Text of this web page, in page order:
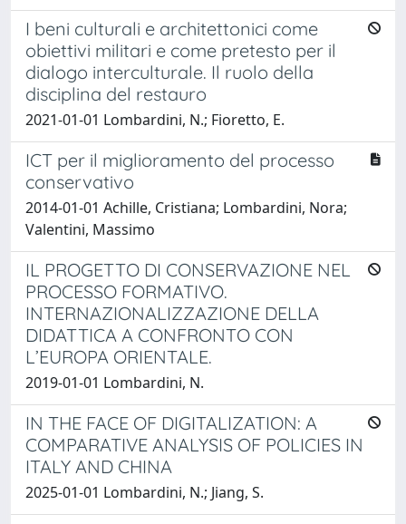
I beni culturali e architettonici come
obiettivi militari e come pretesto per il
dialogo interculturale. Il ruolo della
disciplina del restauro
2021-01-01 Lombardini, N.; Fioretto, E.
ICT per il miglioramento del processo
conservativo
2014-01-01 Achille, Cristiana; Lombardini, Nora;
Valentini, Massimo
IL PROGETTO DI CONSERVAZIONE NEL
PROCESSO FORMATIVO.
INTERNAZIONALIZZAZIONE DELLA
DIDATTICA A CONFRONTO CON
L’EUROPA ORIENTALE.
2019-01-01 Lombardini, N.
IN THE FACE OF DIGITALIZATION: A
COMPARATIVE ANALYSIS OF POLICIES IN
ITALY AND CHINA
2025-01-01 Lombardini, N.; Jiang, S.